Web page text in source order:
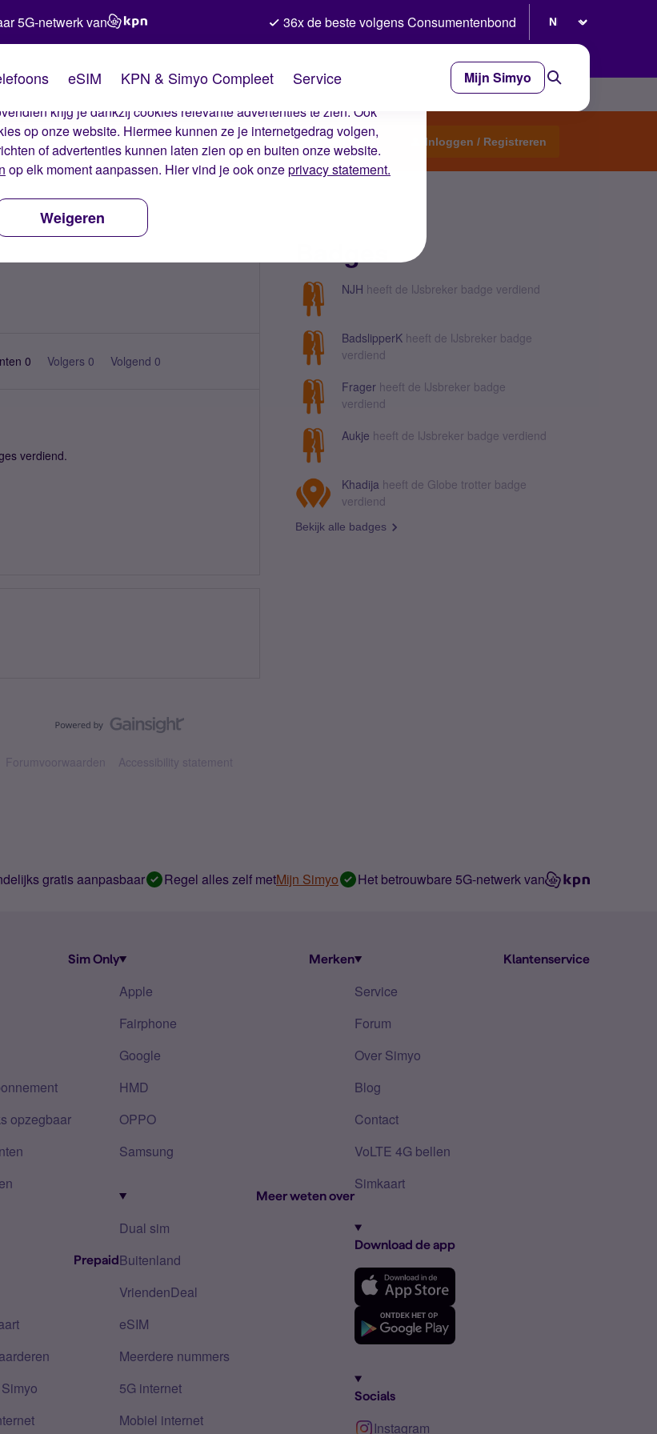
Simyo
website. Met deze cookies zorgen wij ervoor dat je ervaring op de
krijg je dankzij cookies relevante advertenties te zien. Ook
op onze website. Hiermee kunnen ze je internetgedrag volgen,
of advertenties kunnen laten zien op en buiten onze website.
op elk moment aanpassen. Hier vind je ook onzeprivacy statement.
Weigeren
5G-netwerk van 36x de beste volgens Consumentenbond
eSIM KPN & Simyo Compleet Service Mijn Simyo
Start een topic Inloggen / Registreren
0 Volgers 0 Volgend 0
verdiend.
NJH heeft de IJsbreker badge verdiend
BadslipperK heeft de IJsbreker badge
verdiend
Frager heeft de IJsbreker badge
verdiend
Aukje heeft de IJsbreker badge verdiend
Khadija heeft de Globe trotter badge
verdiend
Bekijk alle badges
Forumvoorwaarden Accessibility statement
gratis aanpasbaar Regel alles zelf metMijn Simyo Het betrouwbare 5G-netwerk van
Sim Only
opzegbaar
Prepaid
Merken
Apple
Fairphone
Google
HMD
OPPO
Samsung
Meer weten over
Dual sim
Buitenland
VriendenDeal
eSIM
Meerdere nummers
5G internet
Mobiel internet
Klantenservice
Service
Forum
Over Simyo
Blog
Contact
VoLTE 4G bellen
Simkaart
Download de app
Socials
Instagram